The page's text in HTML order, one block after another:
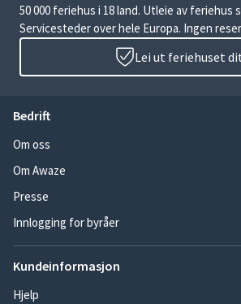
50 000 feriehus i 18 land. Utleie av feriehus
Servicesteder over hele Europa. Ingen
Lei ut feriehuset
Bedrift
Om oss
Om Awaze
Presse
Innlogging for byråer
Kundeinformasjon
Hjelp